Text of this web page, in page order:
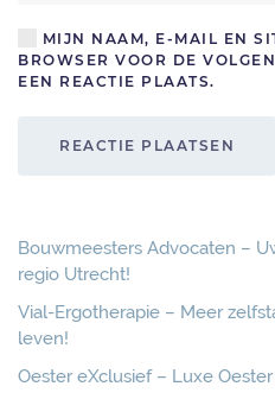
MIJN NAAM, E-MAIL EN
BROWSER VOOR DE
EEN REACTIE PLAATS.
REACTIE PLAATSEN
Bouwmeesters Advocaten –
regio Utrecht!
Vial-Ergotherapie – Meer
leven!
Oester eXclusief – Luxe